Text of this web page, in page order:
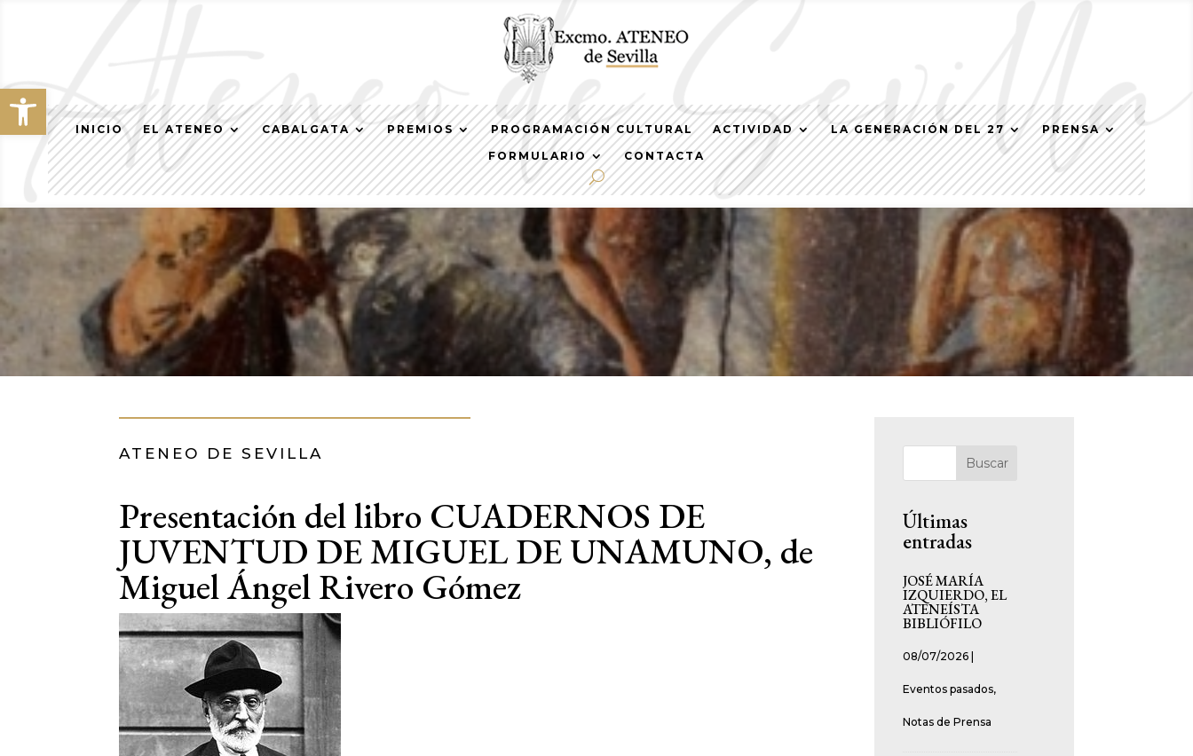
Abrir barra de herramientas
INICIO EL ATENEO CABALGATA PREMIOS PROGRAMACIÓN CULTURAL ACTIVIDAD LA GENERACIÓN DEL 27
PRENSA
FORMULARIO
CONTACTA
ATENEO DE SEVILLA
Presentación del libro CUADERNOS DE
JUVENTUD DE MIGUEL DE UNAMUNO, de
Miguel Ángel Rivero Gómez
Buscar
Últimas
entradas
JOSÉ MARÍA
IZQUIERDO, EL
ATENEÍSTA
BIBLIÓFILO
08/07/2026
Eventos pasados,
Notas de Prensa